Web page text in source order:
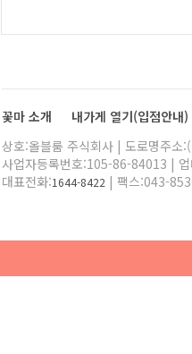
꽃마 소개 내가게 열기(입점안내)
상호:올블룸 주식회사 | 도로명주
사업자등록번호:105-86-84013 |
대표전화:1644-8422 | 팩스:043-